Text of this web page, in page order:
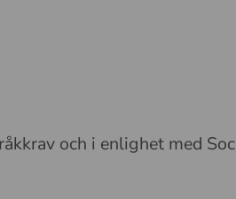
och i enlighet med